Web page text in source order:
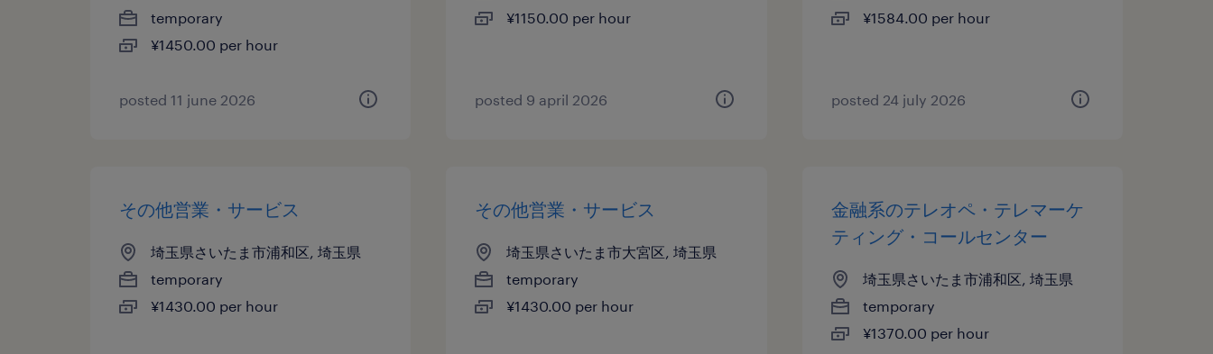
temporary
¥1450.00 per hour
posted 11 june 2026
¥1150.00 per hour
posted 9 april 2026
¥1584.00 per hour
posted 24 july 2026
その他営業・サービス
埼玉県さいたま市浦和区, 埼玉県
temporary
¥1430.00 per hour
その他営業・サービス
埼玉県さいたま市大宮区, 埼玉県
temporary
¥1430.00 per hour
金融系のテレオペ・テレマーケ
ティング・コールセンター
埼玉県さいたま市浦和区, 埼玉県
temporary
¥1370.00 per hour